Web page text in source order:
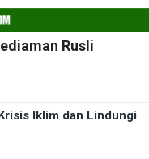
Rusli
Iklim dan Lindungi